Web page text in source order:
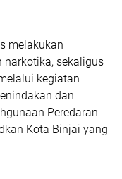
melakukan
narkotika, sekaligus
kegiatan
dan
Peredaran
Kota Binjai yang